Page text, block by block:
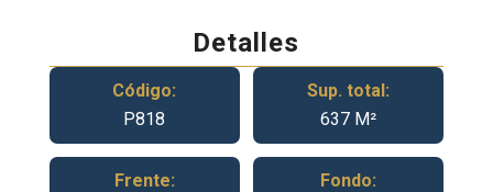
Detalles
Código:
P818
Sup. total:
637 M²
Frente:
Fondo: